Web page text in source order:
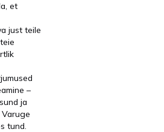
et
just teile
–
ja
tund.